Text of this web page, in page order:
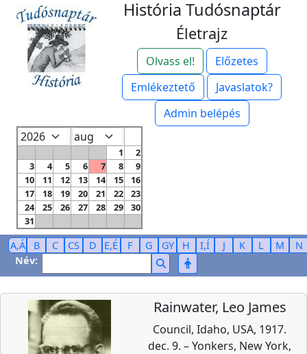
História Tudósnaptár
Életrajz
Olvass el!
Előzetes
Emlékeztető
Javaslatok?
Admin belépés
1
2
3
4 5 6 7 8
9
10
11 12 13 14 15
16
17
18 19 20 21 22
23
24
25 26 27 28 29
30
31
A,Á B C CS D E,É F G GY H I,Í J K L M
N
Név:
Rainwater, Leo James
Council, Idaho, USA, 1917.
dec. 9. – Yonkers, New York,